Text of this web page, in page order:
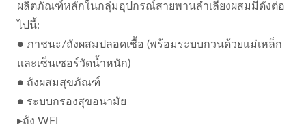
ผลิตภัณฑ์หลักในกลุ่มอุปกรณ์สายพานลำเลียงผสมมีดังต่อ
ไปนี้:
● ภาชนะ/ถังผสมปลอดเชื้อ (พร้อมระบบกวนด้วยแม่เหล็ก
และเซ็นเซอร์วัดน้ำหนัก)
● ถังผสมสุขภัณฑ์
● ระบบกรองสุขอนามัย
▸ถัง WFI